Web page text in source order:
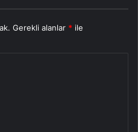
Gerekli alanlar * ile